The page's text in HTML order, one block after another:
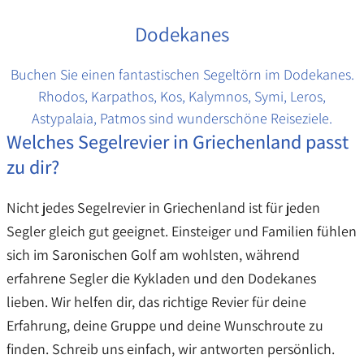
Dodekanes
Buchen Sie einen fantastischen Segeltörn im Dodekanes.
Rhodos, Karpathos, Kos, Kalymnos, Symi, Leros,
Astypalaia, Patmos sind wunderschöne Reiseziele.
Welches Segelrevier in Griechenland passt
zu dir?
Nicht jedes Segelrevier in Griechenland ist für jeden
Segler gleich gut geeignet. Einsteiger und Familien fühlen
sich im Saronischen Golf am wohlsten, während
erfahrene Segler die Kykladen und den Dodekanes
lieben. Wir helfen dir, das richtige Revier für deine
Erfahrung, deine Gruppe und deine Wunschroute zu
finden. Schreib uns einfach, wir antworten persönlich.